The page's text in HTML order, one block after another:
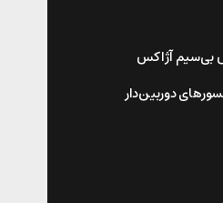
آژاکس
دوربین‌دار